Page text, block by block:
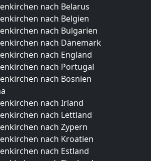
nach Belarus
nach Belgien
nach Bulgarien
nach Dänemark
nach England
nach Portugal
nach Bosnien
nach Irland
nach Lettland
nach Zypern
nach Kroatien
nach Estland